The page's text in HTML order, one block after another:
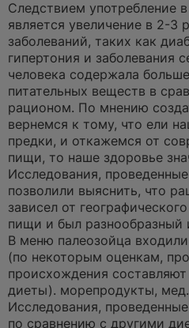
Следствием употребление
является увеличение в 2-3
заболеваний, таких как
гипертония и заболевания
человека содержала
питательных веществ в
рационом. По мнению
вернемся к тому, что ели
предки, и откажемся от
пищи, то наше здоровье
Исследования,
позволили выяснить, что
зависел от
пищи и был разнообразный
В меню палеозойца
(по некоторым оценкам,
происхождения
диеты). морепродукты, мед.
Исследования,
по сравнению с другими